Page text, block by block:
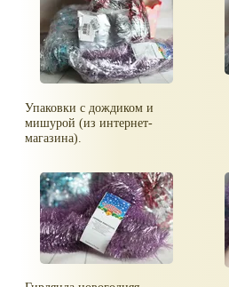
Упаковки с дождиком и
мишурой (из интернет-
магазина).